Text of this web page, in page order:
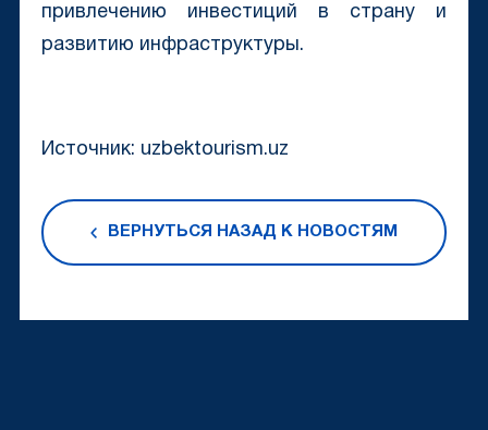
привлечению инвестиций в страну и
развитию инфраструктуры.
Источник: uzbektourism.uz
ВЕРНУТЬСЯ НАЗАД К НОВОСТЯМ